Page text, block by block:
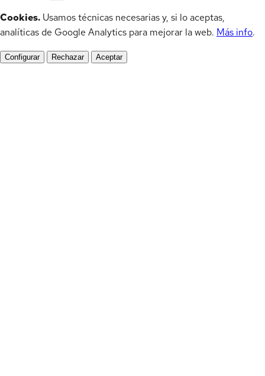
Cookies. Usamos técnicas necesarias y, si lo aceptas,
analíticas de Google Analytics para mejorar la web. Más info.
Configurar Rechazar Aceptar